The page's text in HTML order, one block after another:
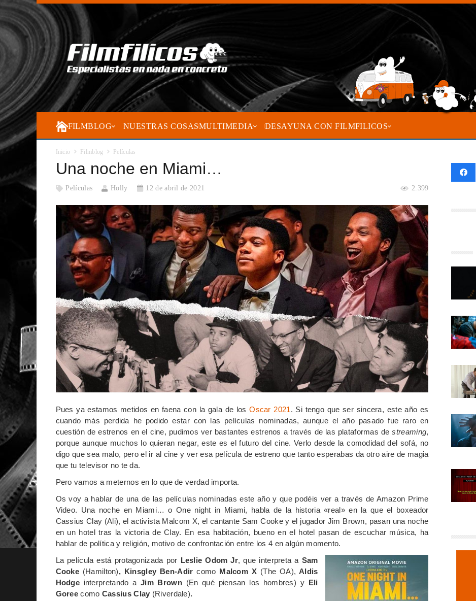
FILMBLOG NUESTRAS COSASMULTIMEDIA DESAYUNA CON FILMFILICOS
Inicio Filmblog Películas
Una noche en Miami…
Películas Holly 12 de abril de 2021 2.399
Pues ya estamos metidos en faena con la gala de losOscar 2021. Si tengo que ser sincera, este año es
cuando más perdida he podido estar con las películas nominadas, aunque el año pasado fue raro en
cuestión de estrenos en el cine, pudimos ver bastantes estrenos a través de las plataformas destreaming,
porque aunque muchos lo quieran negar, este es el futuro del cine. Verlo desde la comodidad del sofá, no
digo que sea malo, pero el ir al cine y ver esa película de estreno que tanto esperabas da otro aire de magia
que tu televisor no te da.
Pero vamos a meternos en lo que de verdad importa.
Os voy a hablar de una de las películas nominadas este año y que podéis ver a través de Amazon Prime
Video. Una noche en Miami… o One night in Miami, habla de la historia «real» en la que el boxeador
Cassius Clay (Ali), el activista Malcom X, el cantante Sam Cooke y el jugador Jim Brown, pasan una noche
en un hotel tras la victoria de Clay. En esa habitación, bueno en el hotel pasan de escuchar música, ha
hablar de política y religión, motivo de confrontación entre los 4 en algún momento.
La película está protagonizada por Leslie Odom Jr, que interpreta a Sam
Cooke (Hamilton), Kinsgley Ben-Adir como Malcom X (The OA), Aldis
Hodge interpretando a Jim Brown (En qué piensan los hombres) y Eli
Goreecomo Cassius Clay (Riverdale).